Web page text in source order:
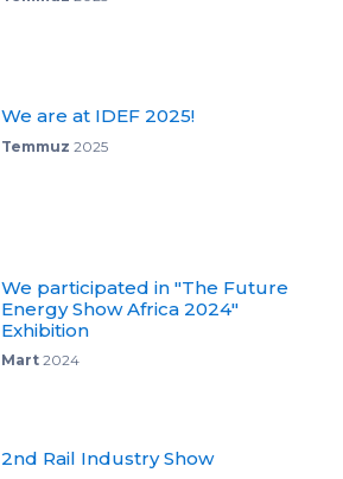
We are at IDEF 2025!
Temmuz 2025
We participated in "The Future
Energy Show Africa 2024"
Exhibition
Mart2024
2nd Rail Industry Show